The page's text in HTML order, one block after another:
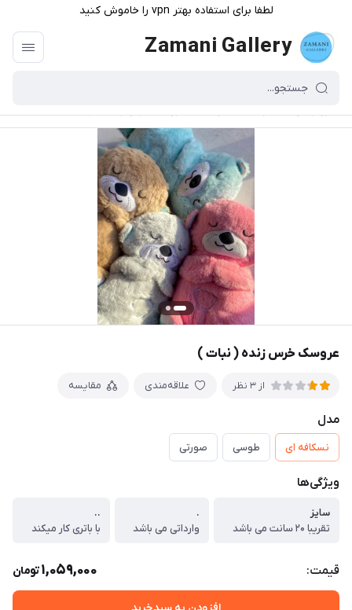
لطفا برای استفاده بهتر vpn را خاموش کنید
Zamani Gallery
عروسک خرس زنده ( نبات )
از 3 نظر علاقه‌مندی مقایسه
مدل
نسکافه ای طوسی صورتی
ویژگی‌ها
سایز
تقریبا ۲۰ سانت می باشد
.
وارداتی می باشد
..
با باتری کار میکند
قیمت: 1,059,000تومان